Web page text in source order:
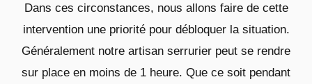
Dans ces circonstances, nous allons faire de cette
intervention une priorité pour débloquer la situation.
Généralement notre artisan serrurier peut se rendre
sur place en moins de 1 heure. Que ce soit pendant